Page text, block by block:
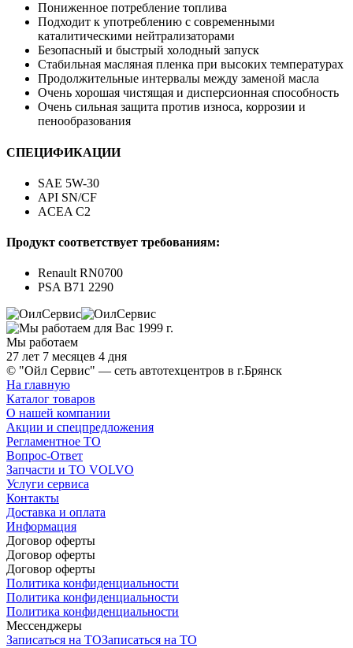
Пониженное потребление топлива
Подходит к употреблению с современными
каталитическими нейтрализаторами
Безопасный и быстрый холодный запуск
Стабильная масляная пленка при высоких температурах
Продолжительные интервалы между заменой масла
Очень хорошая чистящая и дисперсионная способность
Очень сильная защита против износа, коррозии и
пенообразования
СПЕЦИФИКАЦИИ
SAE 5W-30
API SN/CF
ACEA C2
Продукт соответствует требованиям:
Renault RN0700
PSA B71 2290
Мы работаем
27 лет 7 месяцев 4 дня
© "Ойл Сервис" — сеть автотехцентров в г.Брянск
На главную
Каталог товаров
О нашей компании
Акции и спецпредложения
Регламентное ТО
Вопрос-Ответ
Запчасти и ТО VOLVO
Услуги сервиса
Контакты
Доставка и оплата
Информация
Договор оферты
Договор оферты
Договор оферты
Политика конфиденциальности
Политика конфиденциальности
Политика конфиденциальности
Мессенджеры
Записаться на ТОЗаписаться на ТО